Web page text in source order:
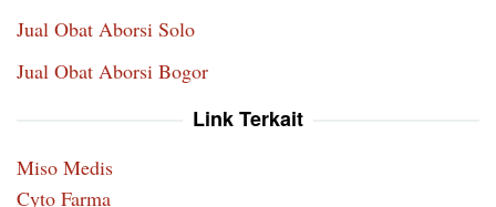
Jual Obat Aborsi Solo
Jual Obat Aborsi Bogor
Link Terkait
Miso Medis
Cyto Farma